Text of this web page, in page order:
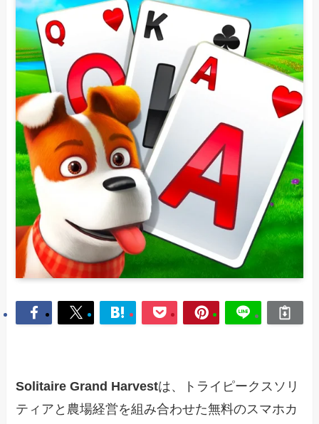
Solitaire Grand Harvestは、トライピークスソリ
ティアと農場経営を組み合わせた無料のスマホカ